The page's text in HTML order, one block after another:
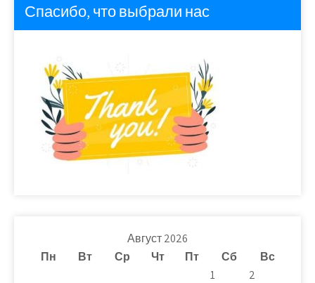
Спасибо, что выбрали нас
Август 2026
Пн
Вт Ср Чт Пт Сб
Вс
1
2